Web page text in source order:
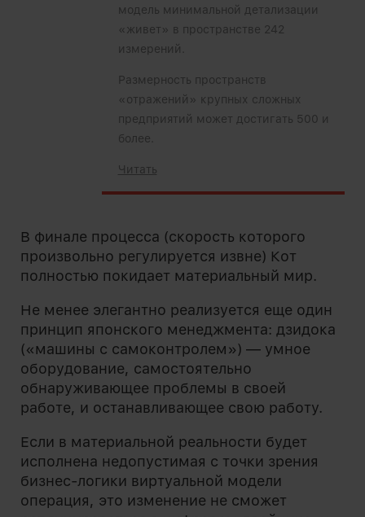
модель минимальной детализации
«живет» в пространстве 242
измерений.
Размерность пространств
«отражений» крупных сложных
предприятий может достигать 500 и
более.
Читать
В финале процесса (скорость которого
произвольно регулируется извне) Кот
полностью покидает материальный мир.
Не менее элегантно реализуется еще один
принцип японского менеджмента: дзидока
(«машины с самоконтролем») — умное
оборудование, самостоятельно
обнаруживающее проблемы в своей
работе, и останавливающее свою работу.
Если в материальной реальности будет
исполнена недопустимая с точки зрения
бизнес-логики виртуальной модели
операция, это изменение не сможет